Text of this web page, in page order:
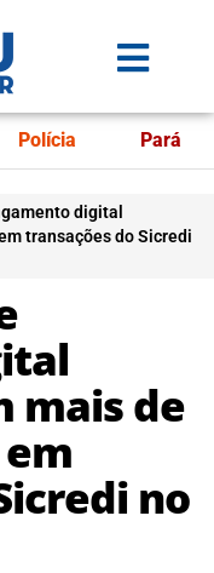
Polícia Pará
digital
transações do Sicredi
mais de
no